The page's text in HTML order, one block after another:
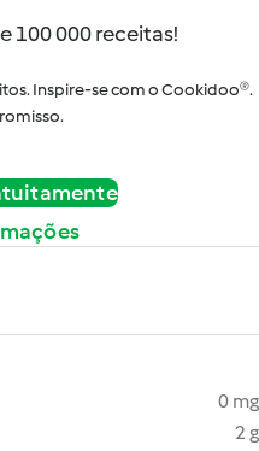
100 000 receitas!
Inspire-se com o Cookidoo®.
0 mg
2 g